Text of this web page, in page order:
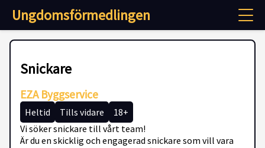
Ungdomsförmedlingen
Snickare
EZA Byggservice
Heltid Tills vidare
18+
Vi söker snickare till vårt team!
Är du en skicklig och engagerad snickare som vill vara